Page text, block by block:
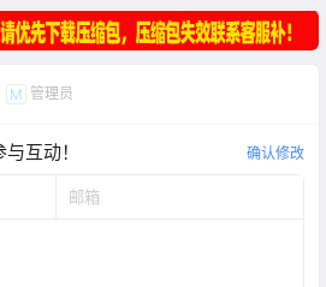
M 管理员
互动！ 确认修改